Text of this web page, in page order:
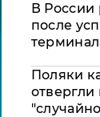
В России
после
Поляки